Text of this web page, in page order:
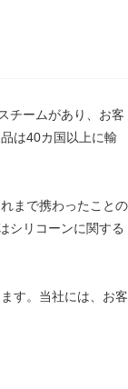
チームがあり、お客
は40カ国以上に輸
まで携わったことの
シリコーンに関する
す。当社には、お客